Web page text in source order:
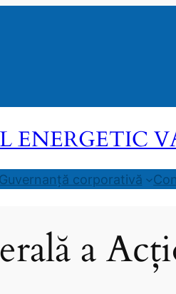
ENERGETIC
Guvernanță corporativă
a